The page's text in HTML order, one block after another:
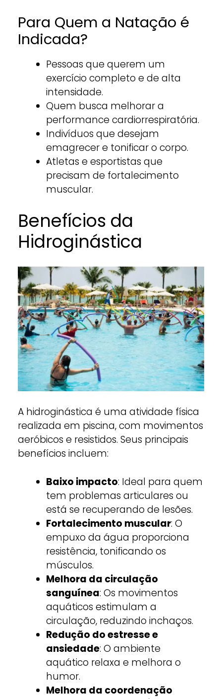
Para Quem a Natação é
Indicada?
Pessoas que querem um
exercício completo e de alta
intensidade.
Quem busca melhorar a
performance cardiorrespiratória.
Indivíduos que desejam
emagrecer e tonificar o corpo.
Atletas e esportistas que
precisam de fortalecimento
muscular.
Benefícios da
Hidroginástica
A hidroginástica é uma atividade física
realizada em piscina, com movimentos
aeróbicos e resistidos. Seus principais
benefícios incluem:
Baixo impacto: Ideal para quem
tem problemas articulares ou
está se recuperando de lesões.
Fortalecimento muscular: O
empuxo da água proporciona
resistência, tonificando os
músculos.
Melhora da circulação
sanguínea: Os movimentos
aquáticos estimulam a
circulação, reduzindo inchaços.
Redução do estresse e
ansiedade: O ambiente
aquático relaxa e melhora o
humor.
Melhora da coordenação